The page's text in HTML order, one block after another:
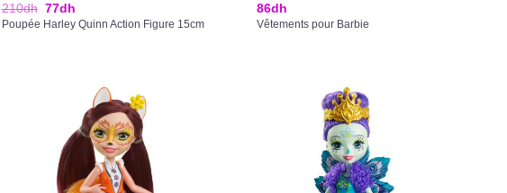
210dh 77dh
Poupée Harley Quinn Action Figure 15cm
86dh
Vêtements pour Barbie